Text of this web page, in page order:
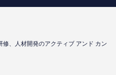
、⼈材開発のアクティブ アンド カン